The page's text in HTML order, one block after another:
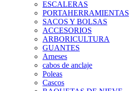
ESCALERAS
PORTAHERRAMIENTAS
SACOS Y BOLSAS
ACCESORIOS
ARBORICULTURA
GUANTES
Arneses
cabos de anclaje
Poleas
Cascos